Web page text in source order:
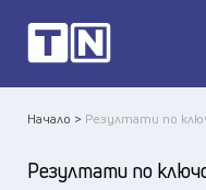
Начало > Резултати по
Резултати по